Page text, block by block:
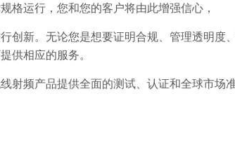
格运行，您和您的客户将由此增强信心，
创新。无论您是想要证明合规、管理透明度
供相应的服务。
射频产品提供全面的测试、认证和全球市场